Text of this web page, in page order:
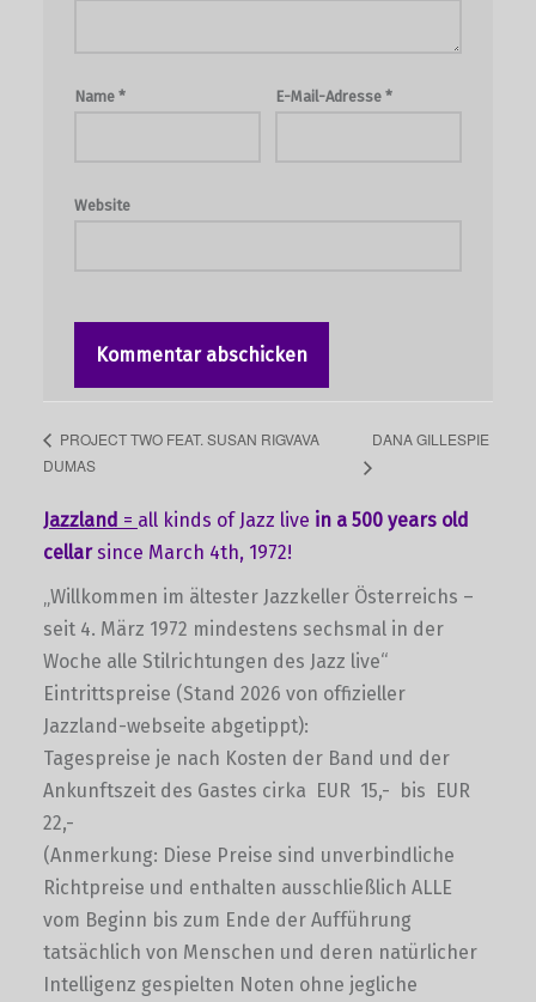
Name * E-Mail-Adresse*
Website
PROJECT TWO FEAT. SUSAN RIGVAVA
DUMAS
DANA GILLESPIE
Jazzland = all kinds of Jazz live in a 500 years old
cellarsince March 4th, 1972!
„Willkommen im ältester Jazzkeller Österreichs –
seit 4. März 1972 mindestens sechsmal in der
Woche alle Stilrichtungen des Jazz live“
Eintrittspreise (Stand 2026 von offizieller
Jazzland-webseite abgetippt):
Tagespreise je nach Kosten der Band und der
Ankunftszeit des Gastes cirka EUR 15,- bis EUR
22,-
(Anmerkung: Diese Preise sind unverbindliche
Richtpreise und enthalten ausschließlich ALLE
vom Beginn bis zum Ende der Aufführung
tatsächlich von Menschen und deren natürlicher
Intelligenz gespielten Noten ohne jegliche